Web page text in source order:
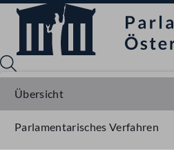
Übersicht
Parlamentarisches Verfahren